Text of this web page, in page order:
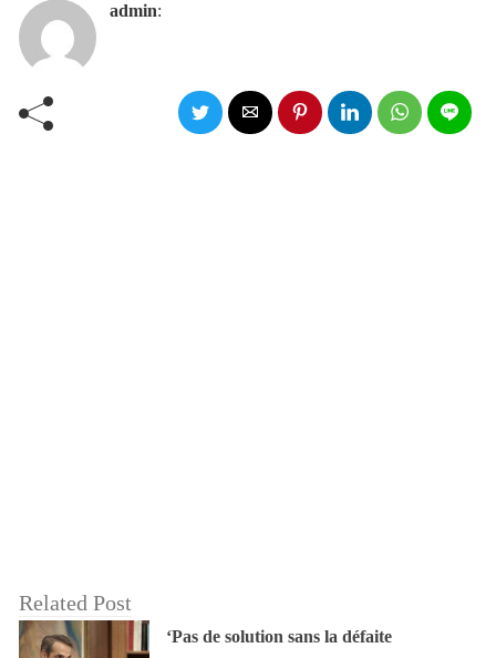
admin:
Related Post
‘Pas de solution sans la défaite